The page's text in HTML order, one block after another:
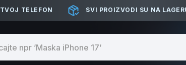
TELEFON SVI PROIZVODI SU NA